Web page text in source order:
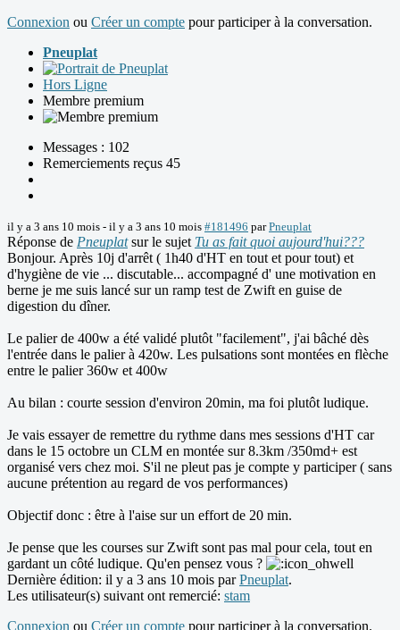
Connexion ou Créer un compte pour participer à la conversation.
Pneuplat
Hors Ligne
Membre premium
Messages : 102
Remerciements reçus 45
il y a 3 ans 10 mois - il y a 3 ans 10 mois #181496 parPneuplat
Réponse de Pneuplatsur le sujet Tu as fait quoi aujourd'hui???
Bonjour. Après 10j d'arrêt ( 1h40 d'HT en tout et pour tout) et
d'hygiène de vie ... discutable... accompagné d' une motivation en
berne je me suis lancé sur un ramp test de Zwift en guise de
digestion du dîner.
Le palier de 400w a été validé plutôt "facilement", j'ai bâché dès
l'entrée dans le palier à 420w. Les pulsations sont montées en flèche
entre le palier 360w et 400w
Au bilan : courte session d'environ 20min, ma foi plutôt ludique.
Je vais essayer de remettre du rythme dans mes sessions d'HT car
dans le 15 octobre un CLM en montée sur 8.3km /350md+ est
organisé vers chez moi. S'il ne pleut pas je compte y participer ( sans
aucune prétention au regard de vos performances)
Objectif donc : être à l'aise sur un effort de 20 min.
Je pense que les courses sur Zwift sont pas mal pour cela, tout en
gardant un côté ludique. Qu'en pensez vous ?
Dernière édition: il y a 3 ans 10 mois parPneuplat.
Les utilisateur(s) suivant ont remercié: stam
Connexion ou Créer un compte pour participer à la conversation.